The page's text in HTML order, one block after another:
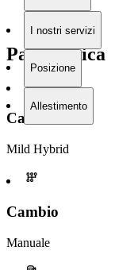
I nostri servizi
Posizione
Allestimento
Panoramica
Carburante
Mild Hybrid
Cambio
Manuale